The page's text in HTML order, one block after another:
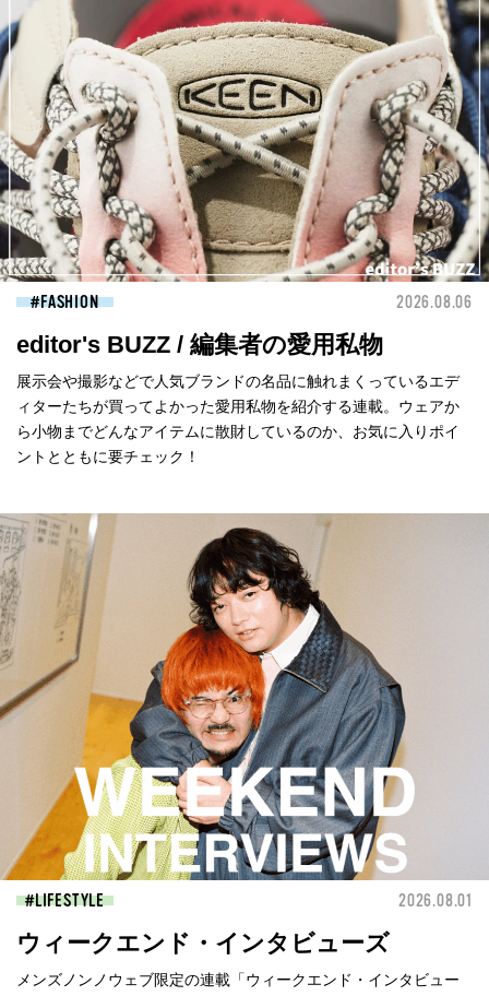
FASHION 2026.08.06
editor's BUZZ / 編集者の愛用私物
展示会や撮影などで人気ブランドの名品に触れまくっているエデ
ィターたちが買ってよかった愛用私物を紹介する連載。ウェアか
ら小物までどんなアイテムに散財しているのか、お気に入りポイ
ントとともに要チェック！
LIFESTYLE 2026.08.01
ウィークエンド・インタビューズ
メンズノンノウェブ限定の連載「ウィークエンド・インタビュー